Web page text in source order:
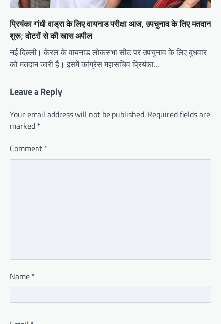
प्रियंका गांधी वाड्रा के लिए वायनाड परीक्षा आज, उपचुनाव के लिए मतदान
शुरू; वोटरों से की खास अपील
नई दिल्ली। केरल के वायनाड लोकसभा सीट पर उपचुनाव के लिए बुधवार
को मतदान जारी है। इसमें कांग्रेस महासचिव प्रियंका…
Leave a Reply
Your email address will not be published. Required fields are
marked *
Comment *
Name *